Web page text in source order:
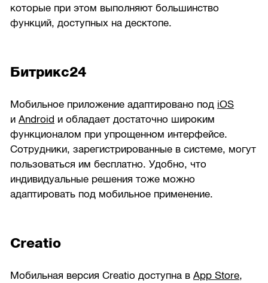
которые при этом выполняют большинство
функций, доступных на десктопе.
Битрикс24
Мобильное приложение адаптировано под iOS
иAndroid и обладает достаточно широким
функционалом при упрощенном интерфейсе.
Сотрудники, зарегистрированные в системе, могут
пользоваться им бесплатно. Удобно, что
индивидуальные решения тоже можно
адаптировать под мобильное применение.
Creatio
Мобильная версия Creatio доступна вApp Store,